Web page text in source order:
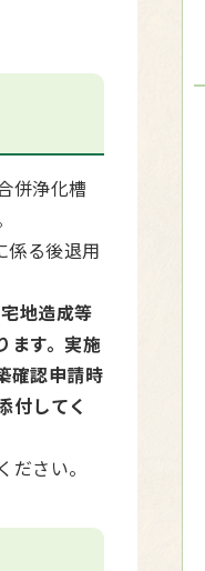
併浄化槽
係る後退用
地造成等
ます。実施
確認申請時
付してく
さい。